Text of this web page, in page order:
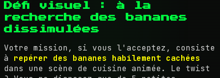
Défi visuel : à la
recherche des bananes
dissimulées
Votre mission, si vous l'acceptez, consiste
à repérer des bananes habilement cachées
dans une scène de cuisine animée. Le twist